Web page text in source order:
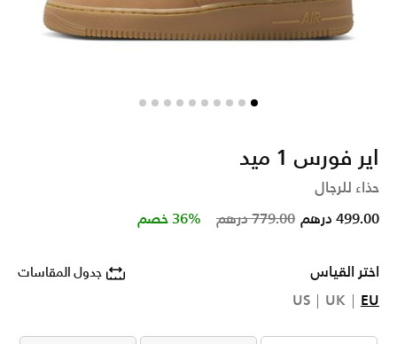
اير فورس 1 ميد
حذاء للرجال
Price reduced from
779.00 درهم to 499.00 درهم 36% خصم
اختر القياس جدول المقاسات
EU
UK
US